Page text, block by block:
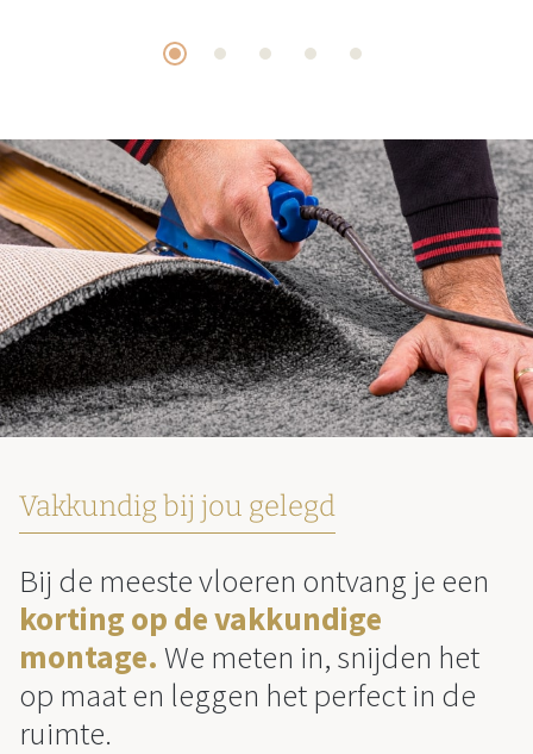
Vakkundig bij jou gelegd
Bij de meeste vloeren ontvang je een
korting op de vakkundige
montage. We meten in, snijden het
op maat en leggen het perfect in de
ruimte.